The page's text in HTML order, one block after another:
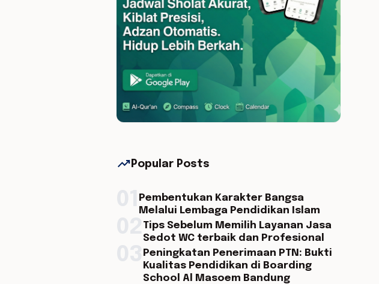
trending_up Popular Posts
Pembentukan Karakter Bangsa
Melalui Lembaga Pendidikan Islam
Tips Sebelum Memilih Layanan Jasa
Sedot WC terbaik dan Profesional
Peningkatan Penerimaan PTN: Bukti
Kualitas Pendidikan di Boarding
School Al Masoem Bandung